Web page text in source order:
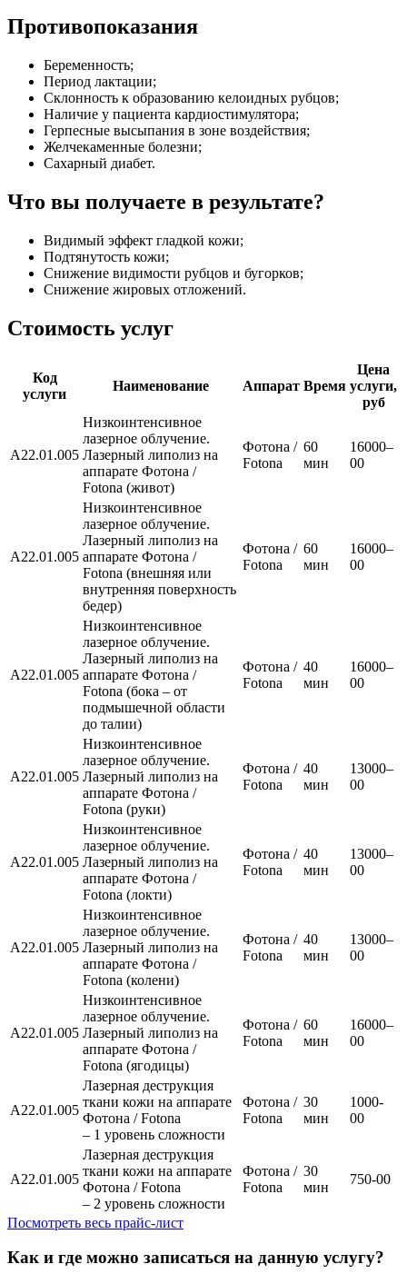
Противопоказания
Беременность;
Период лактации;
Склонность к образованию келоидных рубцов;
Наличие у пациента кардиостимулятора;
Герпесные высыпания в зоне воздействия;
Желчекаменные болезни;
Сахарный диабет.
Что вы получаете в результате?
Видимый эффект гладкой кожи;
Подтянутость кожи;
Снижение видимости рубцов и бугорков;
Снижение жировых отложений.
Стоимость услуг
Код
услуги
Наименование Аппарат Время
Цена
услуги,
руб
А22.01.005
Низкоинтенсивное
лазерное облучение.
Лазерный липолиз на
аппарате Фотона /
Fotona (живот)
Фотона /
Fotona
60
мин
16000–
00
А22.01.005
Низкоинтенсивное
лазерное облучение.
Лазерный липолиз на
аппарате Фотона /
Fotona (внешняя или
внутренняя поверхность
бедер)
Фотона /
Fotona
60
мин
16000–
00
А22.01.005
Низкоинтенсивное
лазерное облучение.
Лазерный липолиз на
аппарате Фотона /
Fotona (бока – от
подмышечной области
до талии)
Фотона /
Fotona
40
мин
16000–
00
А22.01.005
Низкоинтенсивное
лазерное облучение.
Лазерный липолиз на
аппарате Фотона /
Fotona (руки)
Фотона /
Fotona
40
мин
13000–
00
А22.01.005
Низкоинтенсивное
лазерное облучение.
Лазерный липолиз на
аппарате Фотона /
Fotona (локти)
Фотона /
Fotona
40
мин
13000–
00
А22.01.005
Низкоинтенсивное
лазерное облучение.
Лазерный липолиз на
аппарате Фотона /
Fotona (колени)
Фотона /
Fotona
40
мин
13000–
00
А22.01.005
Низкоинтенсивное
лазерное облучение.
Лазерный липолиз на
аппарате Фотона /
Fotona (ягодицы)
Фотона /
Fotona
60
мин
16000–
00
А22.01.005
Лазерная деструкция
ткани кожи на аппарате
Фотона / Fotona
– 1 уровень сложности
Фотона /
Fotona
30
мин
1000-
00
А22.01.005
Лазерная деструкция
ткани кожи на аппарате
Фотона / Fotona
– 2 уровень сложности
Фотона /
Fotona
30
мин
750-00
Посмотреть весь прайс-лист
Как и где можно записаться на данную услугу?